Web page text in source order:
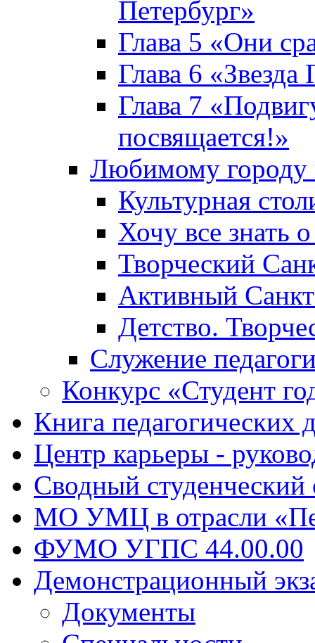
Петербург»
Глава 5 «Они
Глава 6 «Звезда
Глава 7
посвящается!»
Любимому городу
Культурная
Хочу все знать
Творческий
Активный
Детство.
Служение
Конкурс «Студент
Книга педагогических
Центр карьеры -
Сводный
МО УМЦ в отрасли
ФУМО УГПС 44.00.00
Демонстрационный
Документы